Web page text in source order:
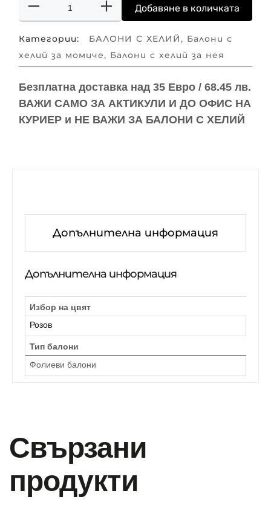
Добавяне в количката
Категории: БАЛОНИ С ХЕЛИЙ, Балони с
хелий за момиче, Балони с хелий за нея
Безплатна доставка над 35 Евро / 68.45 лв.
ВАЖИ САМО ЗА АКТИКУЛИ И ДО ОФИС НА
КУРИЕР и НЕ ВАЖИ ЗА БАЛОНИ С ХЕЛИЙ
Допълнителна информация
Допълнителна информация
Избор на цвят
Розов
Тип балони
Фолиеви балони
Свързани
продукти